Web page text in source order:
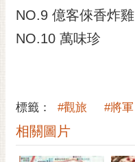
NO.9 億客倈香炸雞
NO.10 萬味珍
標籤： #觀旅 #將軍
相關圖片